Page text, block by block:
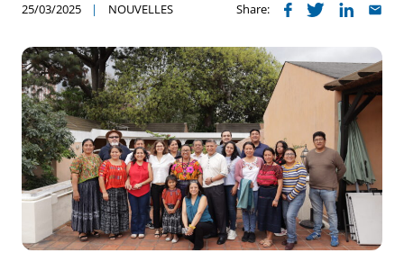
25/03/2025 NOUVELLES Share: